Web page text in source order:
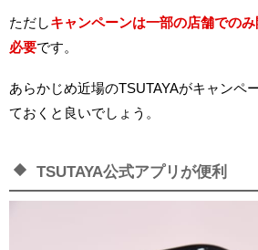
ただし キャンペーンは一部の店舗での
必要です。
あらかじめ近場のTSUTAYAがキャンペ
ておくと良いでしょう。
TSUTAYA公式アプリが便利